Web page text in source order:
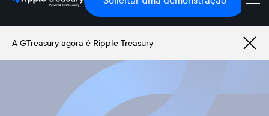
A GTreasury agora é Ripple Treasury